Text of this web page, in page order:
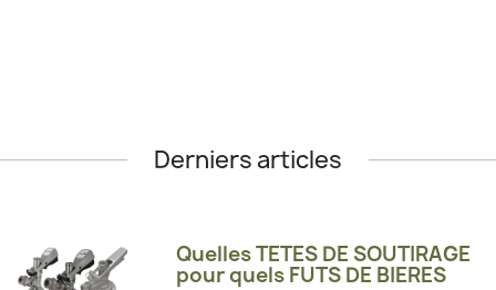
Derniers articles
Quelles TETES DE SOUTIRAGE
pour quels FUTS DE BIERES